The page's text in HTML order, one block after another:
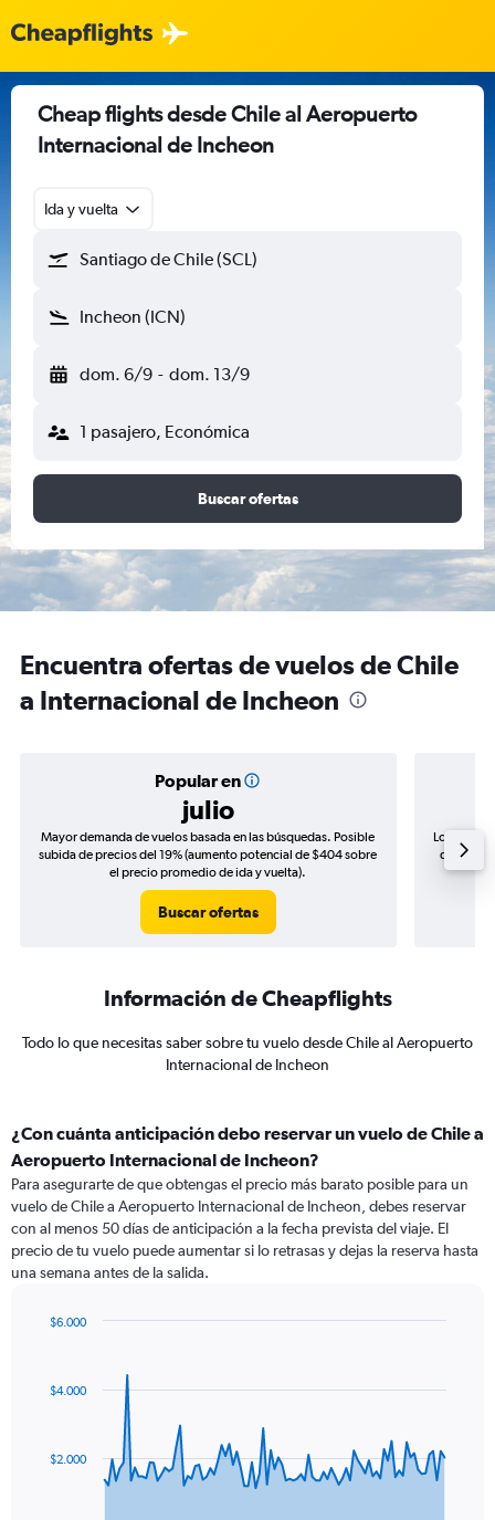
Cheap flights desde Chile al Aeropuerto
Internacional de Incheon
Ida y vuelta
Santiago de Chile (SCL)
Incheon (ICN)
dom. 6/9 - dom. 13/9
1 pasajero, Económica
Buscar ofertas
Encuentra ofertas de vuelos de Chile
a Internacional de Incheon
Popular en
julio
Mayor demanda de vuelos basada en las búsquedas. Posible
subida de precios del 19% (aumento potencial de $404 sobre
el precio promedio de ida y vuelta).
Buscar ofertas
Los
de
Información de Cheapflights
Todo lo que necesitas saber sobre tu vuelo desde Chile al Aeropuerto
Internacional de Incheon
¿Con cuánta anticipación debo reservar un vuelo de Chile a
Aeropuerto Internacional de Incheon?
Para asegurarte de que obtengas el precio más barato posible para un
vuelo de Chile a Aeropuerto Internacional de Incheon, debes reservar
con al menos 50 días de anticipación a la fecha prevista del viaje. El
precio de tu vuelo puede aumentar si lo retrasas y dejas la reserva hasta
una semana antes de la salida.
data
The
$2.000
$4.000
$6.000